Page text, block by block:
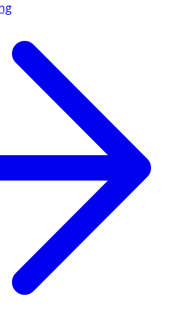
nikotin. Övriga innehållsämnen
copolymer av
E 100), copolymer baserad
(Durotak 387-2516),
(Miglyol 812). Täckfilm:
aluminium och silikon
fästs på huden).